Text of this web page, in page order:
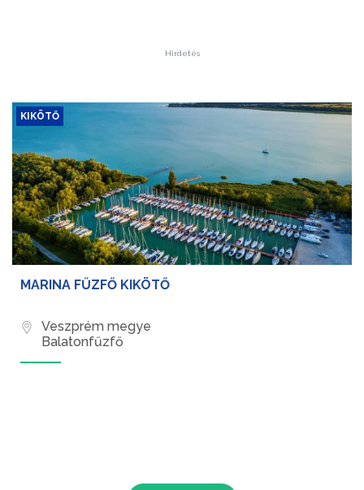
Hirdetés
KIKÖTŐ
MARINA FŰZFŐ KIKÖTŐ
Veszprém megye
Balatonfűzfő